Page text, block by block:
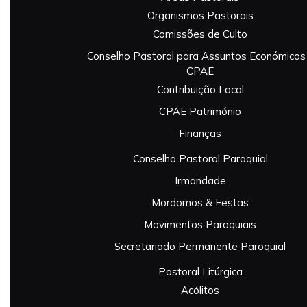
Organismos Pastorais
Comissões de Culto
Conselho Pastoral para Assuntos Económicos
CPAE
Contribuição Local
CPAE Património
Finanças
Conselho Pastoral Paroquial
Irmandade
Mordomos & Festas
Movimentos Paroquiais
Secretariado Permanente Paroquial
Pastoral Litúrgica
Acólitos